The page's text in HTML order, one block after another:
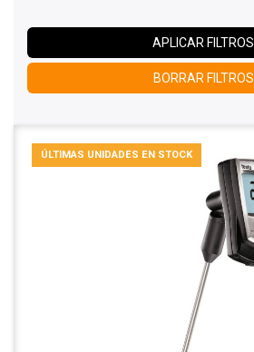
APLICAR FILTROS
BORRAR FILTROS
ÚLTIMAS UNIDADES EN STOCK